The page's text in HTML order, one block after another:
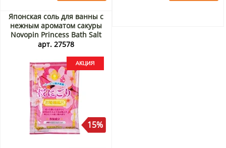
Японская соль для ванны с
нежным ароматом сакуры
Novopin Princess Bath Salt
Kokubo (Япония), 50 г Акция
арт. 27578
15%